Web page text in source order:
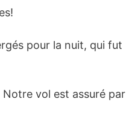
pour la nuit, qui fut
Notre vol est assuré par